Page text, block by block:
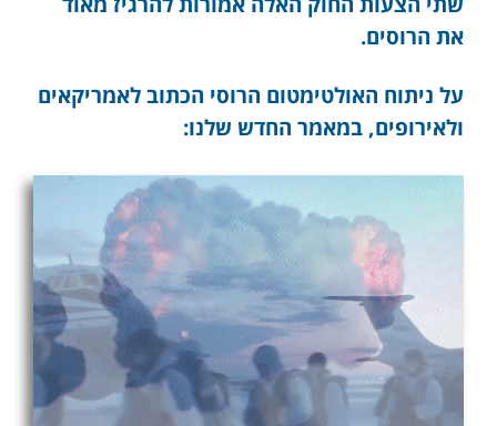
את הרוסים.
על ניתוח האולטימטום הרוסי הכתוב לאמריקאים
ולאירופים, במאמר החדש שלנו: